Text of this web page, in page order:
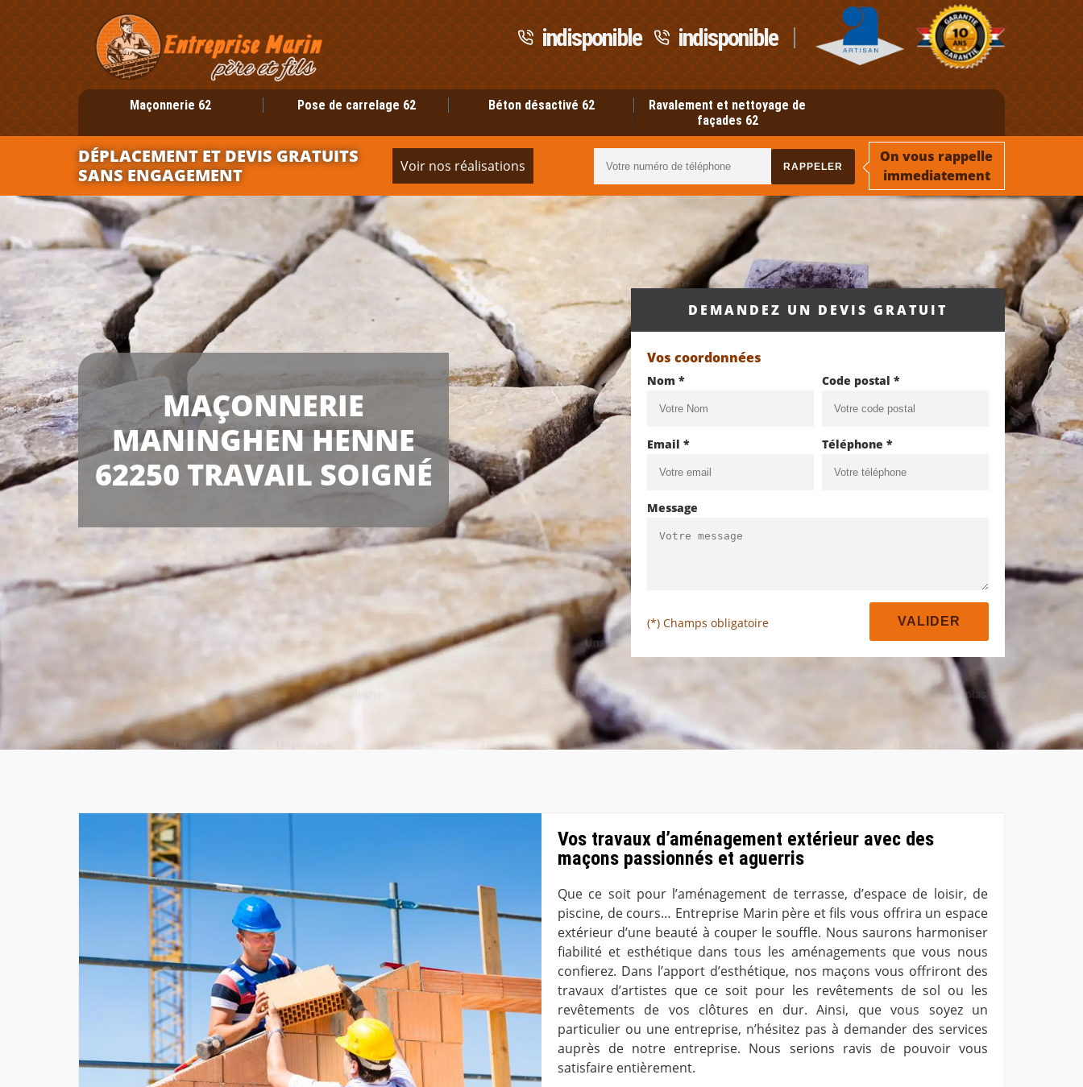
indisponible indisponible
Maçonnerie 62 Pose de carrelage 62 Béton désactivé 62
Ravalement et nettoyage de
façades 62
DÉPLACEMENT ET DEVIS GRATUITS
SANS ENGAGEMENT
Voir nos réalisations
On vous rappelle
immediatement
MAÇONNERIE
MANINGHEN HENNE
62250 TRAVAIL SOIGNÉ
DEMANDEZ UN DEVIS GRATUIT
Vos coordonnées
Nom * Code postal *
Email * Téléphone *
Message
(*) Champs obligatoire
Vos travaux d’aménagement extérieur avec des
maçons passionnés et aguerris
Que ce soit pour l’aménagement de terrasse, d’espace de loisir, de
piscine, de cours… Entreprise Marin père et fils vous offrira un espace
extérieur d’une beauté à couper le souffle. Nous saurons harmoniser
fiabilité et esthétique dans tous les aménagements que vous nous
confierez. Dans l’apport d’esthétique, nos maçons vous offriront des
travaux d’artistes que ce soit pour les revêtements de sol ou les
revêtements de vos clôtures en dur. Ainsi, que vous soyez un
particulier ou une entreprise, n’hésitez pas à demander des services
auprès de notre entreprise. Nous serions ravis de pouvoir vous
satisfaire entièrement.